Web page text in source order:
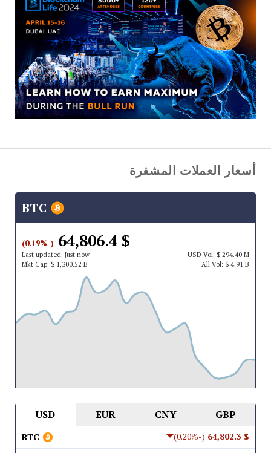
أسعار العملات المشفرة
$ 64,806.4
(-0.19%)
Last updated: Just now USDVol: $ 294.40 M
Mkt Cap: $ 1,300.52 B All Vol: $ 4.91 B
USD EUR CNY GBP
$ 64,802.3
(-0.20%)
BTC